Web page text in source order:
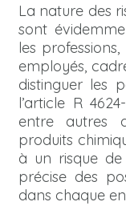
La nature des
sont
les
employés,
distinguer les
l’article R
entre autres
produits
à un risque
précise des
dans chaque